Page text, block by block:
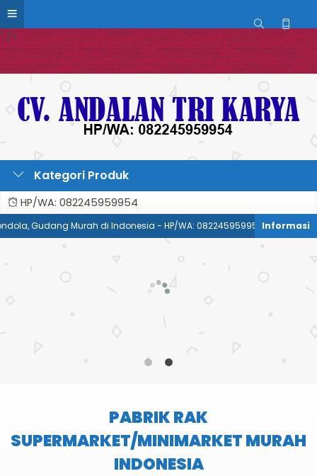
Web & SEO:
" />
Kategori Produk
HP/WA: 082245959954
Gudang Murah di Indonesia - HP/WA: 082245959954 Pabrik
PABRIK RAK
SUPERMARKET/MINIMARKET MURAH
INDONESIA